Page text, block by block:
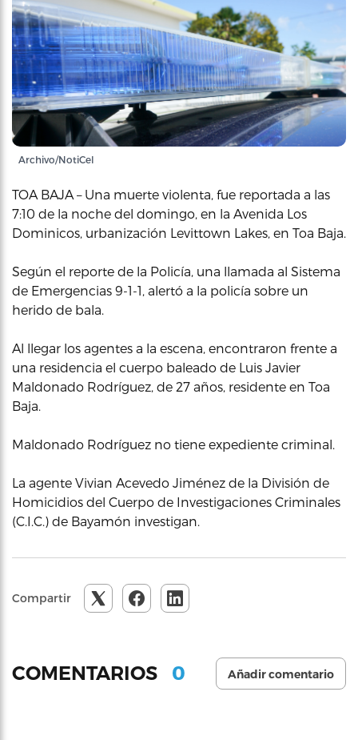
Archivo/NotiCel
TOA BAJA – Una muerte violenta, fue reportada a las
7:10 de la noche del domingo, en la Avenida Los
Dominicos, urbanización Levittown Lakes, en Toa Baja.
Según el reporte de la Policía, una llamada al Sistema
de Emergencias 9-1-1, alertó a la policía sobre un
herido de bala.
Al llegar los agentes a la escena, encontraron frente a
una residencia el cuerpo baleado de Luis Javier
Maldonado Rodríguez, de 27 años, residente en Toa
Baja.
Maldonado Rodríguez no tiene expediente criminal.
La agente Vivian Acevedo Jiménez de la División de
Homicidios del Cuerpo de Investigaciones Criminales
(C.I.C.) de Bayamón investigan.
Compartir
COMENTARIOS 0 Añadir comentario